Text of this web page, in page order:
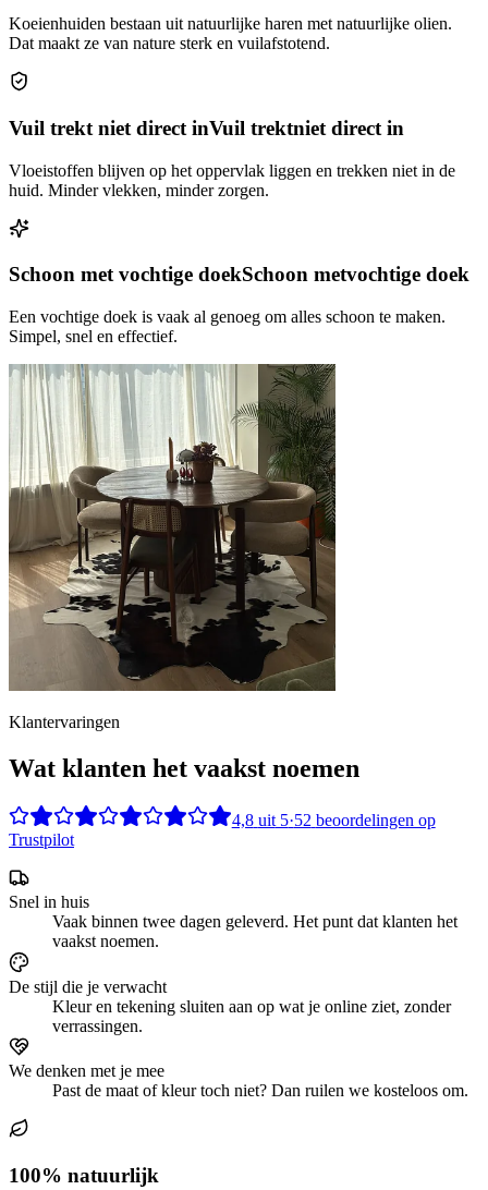
Koeienhuiden bestaan uit natuurlijke haren met natuurlijke olien.
Dat maakt ze van nature sterk en vuilafstotend.
Vuil trekt niet direct inVuil trektniet direct in
Vloeistoffen blijven op het oppervlak liggen en trekken niet in de
huid. Minder vlekken, minder zorgen.
Schoon met vochtige doekSchoon metvochtige doek
Een vochtige doek is vaak al genoeg om alles schoon te maken.
Simpel, snel en effectief.
Klantervaringen
Wat klanten het vaakst noemen
4,8 uit5·52 beoordelingen op
Trustpilot
Snel in huis
Vaak binnen twee dagen geleverd. Het punt dat klanten het
vaakst noemen.
De stijl die je verwacht
Kleur en tekening sluiten aan op wat je online ziet, zonder
verrassingen.
We denken met je mee
Past de maat of kleur toch niet? Dan ruilen we kosteloos om.
100% natuurlijk